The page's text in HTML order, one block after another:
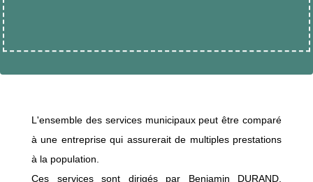
L'ensemble des services municipaux peut être comparé
à une entreprise qui assurerait de multiples prestations
à la population.
Ces services sont dirigés par Benjamin DURAND,